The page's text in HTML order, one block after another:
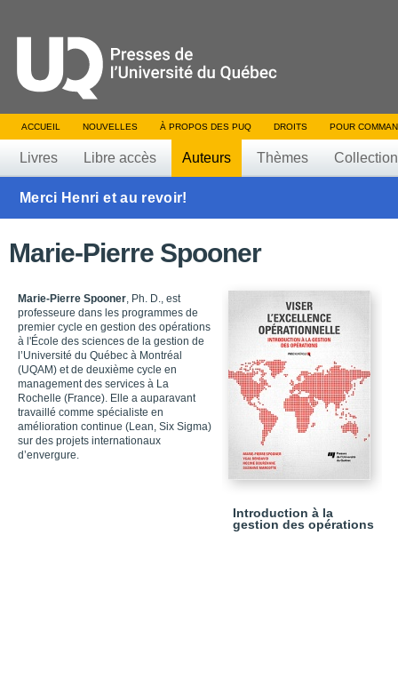
ACCUEIL NOUVELLES À PROPOS DES PUQ DROITS POUR
Livres Libre accès Auteurs Thèmes
Merci Henri et au revoir!
Marie-Pierre Spooner
Marie-Pierre Spooner, Ph. D., est
professeure dans les programmes de
premier cycle en gestion des opérations
à l'École des sciences de la gestion de
l’Université du Québec à Montréal
(UQAM) et de deuxième cycle en
management des services à La
Rochelle (France). Elle a auparavant
travaillé comme spécialiste en
amélioration continue (Lean, Six Sigma)
sur des projets internationaux
d’envergure.
Introduction à la
gestion des opérations